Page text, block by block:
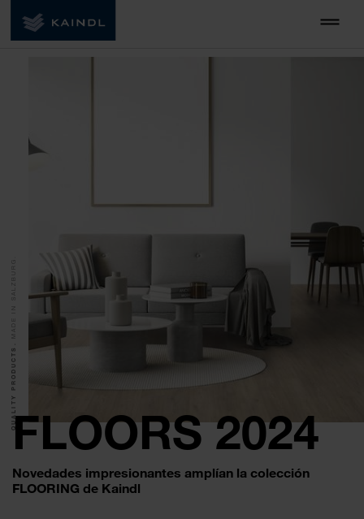
FLOORS 2024
Novedades impresionantes amplían la colección
FLOORING de Kaindl
QUALITY PRODUCTS.
MADE IN SALZBURG.